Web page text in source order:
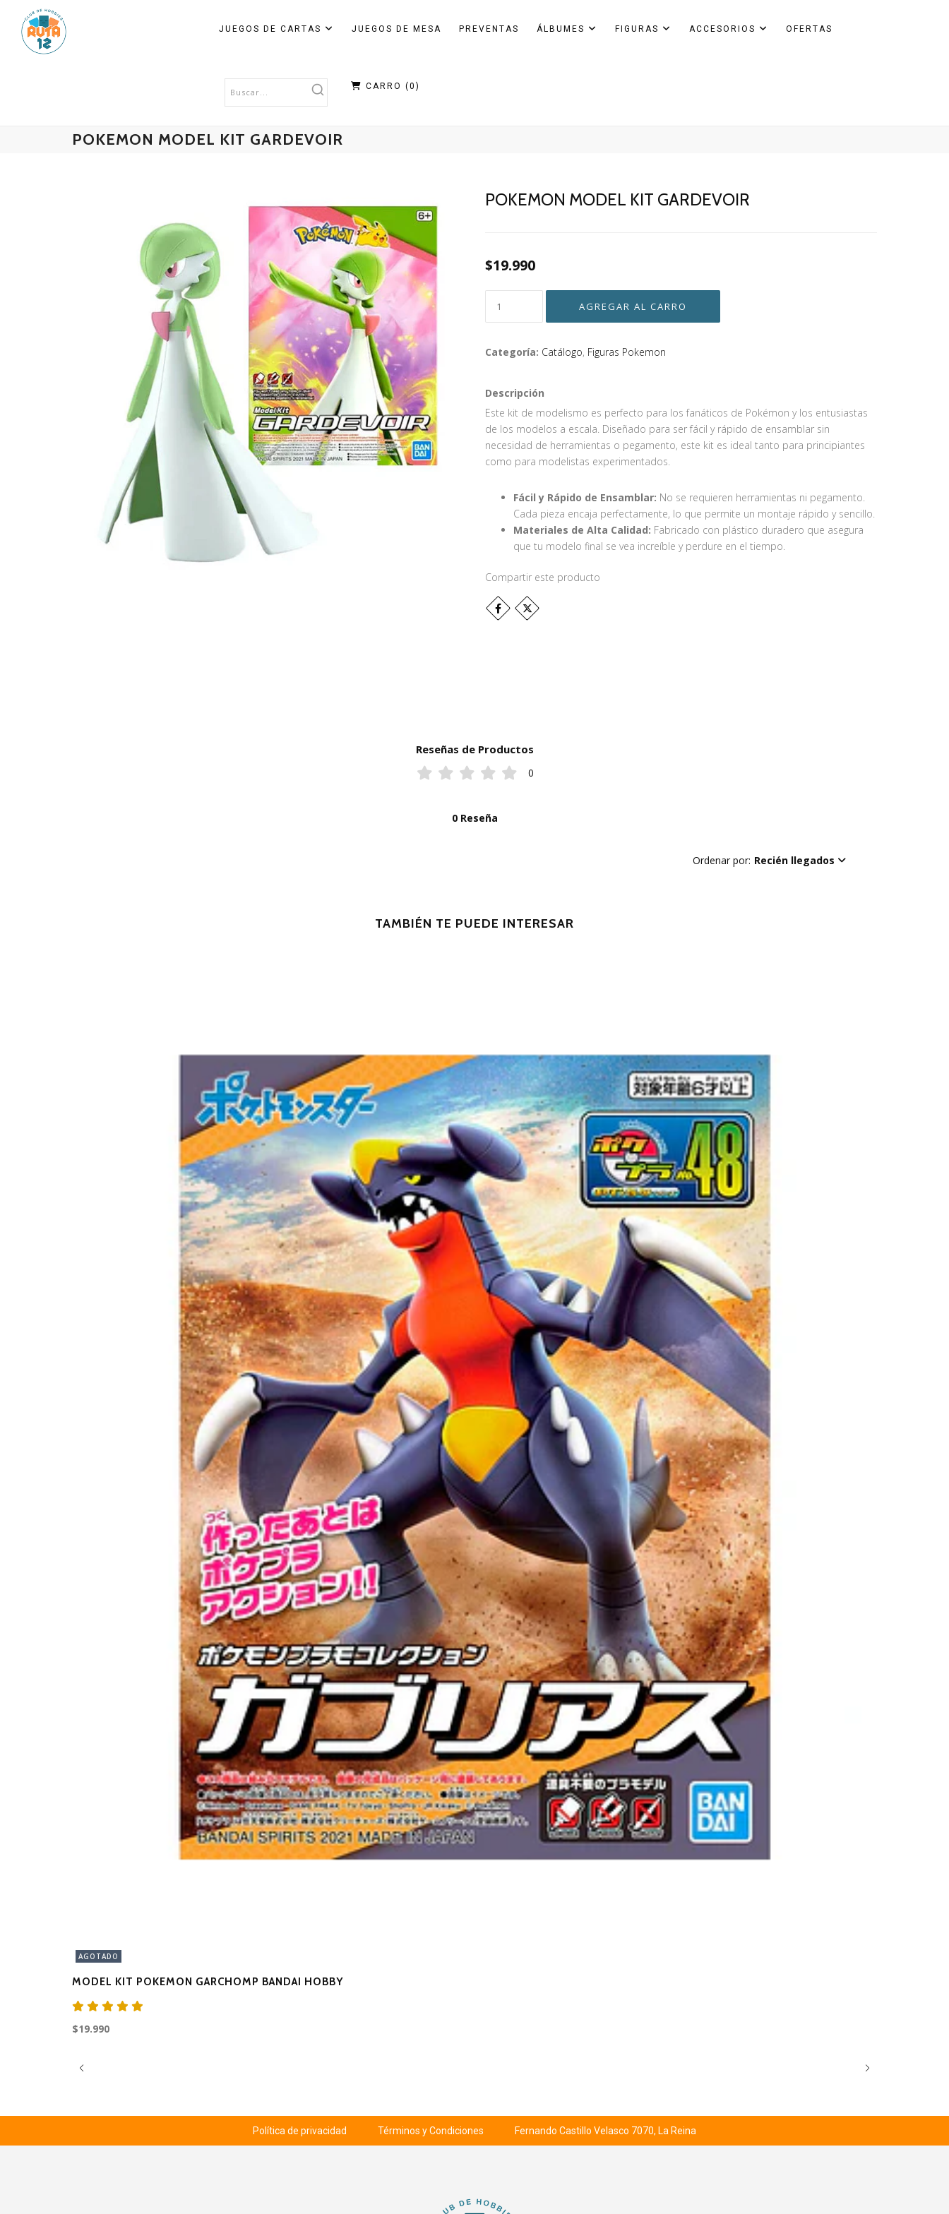
JUEGOS DE CARTAS JUEGOS DE MESA PREVENTAS ÁLBUMES FIGURAS ACCESORIOS OFERTAS
CARRO (0 )
POKEMON MODEL KIT GARDEVOIR
POKEMON MODEL KIT GARDEVOIR
$19.990
Categoría: Catálogo, Figuras Pokemon
Descripción
Este kit de modelismo es perfecto para los fanáticos de Pokémon y los entusiastas
de los modelos a escala. Diseñado para ser fácil y rápido de ensamblar sin
necesidad de herramientas o pegamento, este kit es ideal tanto para principiantes
como para modelistas experimentados.
Fácil y Rápido de Ensamblar: No se requieren herramientas ni pegamento.
Cada pieza encaja perfectamente, lo que permite un montaje rápido y sencillo.
Materiales de Alta Calidad: Fabricado con plástico duradero que asegura
que tu modelo final se vea increíble y perdure en el tiempo.
Compartir este producto
Reseñas de Productos
0
0 Reseña
Ordenar por: Recién llegados
TAMBIÉN TE PUEDE INTERESAR
AGOTADO
MODEL KIT POKEMON GARCHOMP BANDAI HOBBY
$19.990
Política de privacidad Términos y Condiciones Fernando Castillo Velasco 7070, La Reina